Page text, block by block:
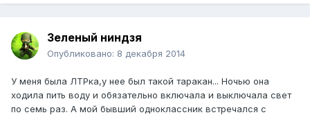
Зеленый ниндзя
Опубликовано: 8 декабря 2014
У меня была ЛТРка,у нее был такой таракан... Ночью она
ходила пить воду и обязательно включала и выключала свет
по семь раз. А мой бывший одноклассник встречался с